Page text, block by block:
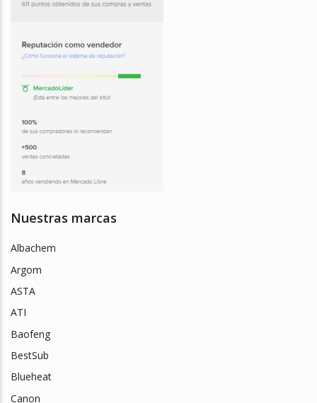
Nuestras marcas
Albachem
Argom
ASTA
ATI
Baofeng
BestSub
Blueheat
Canon